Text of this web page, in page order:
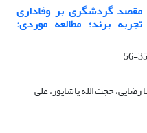
مقصد گردشگری بر وفاداری
برند؛ مطالعه موردی:
35-56
حجت الله پاشاپور، علی